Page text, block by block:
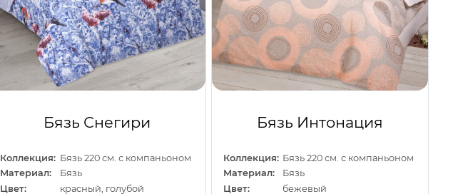
Бязь Снегири
Коллекция: Бязь 220 см. с компаньоном
Материал:
Бязь
Цвет:
красный, голубой
Бязь Интонация
Коллекция: Бязь 220 см. с компаньоном
Материал:
Бязь
Цвет:
бежевый